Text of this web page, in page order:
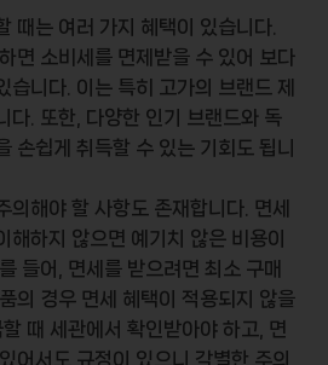
때는 여러 가지 혜택이 있습니다.
면 소비세를 면제받을 수 있어 보다
습니다. 이는 특히 고가의 브랜드 제
다. 또한, 다양한 인기 브랜드와 독
손쉽게 취득할 수 있는 기회도 됩니
의해야 할 사항도 존재합니다. 면세
해하지 않으면 예기치 않은 비용이
들어, 면세를 받으려면 최소 구매
의 경우 면세 혜택이 적용되지 않을
때 세관에서 확인받아야 하고, 면
어서도 규정이 있으니 각별한 주의